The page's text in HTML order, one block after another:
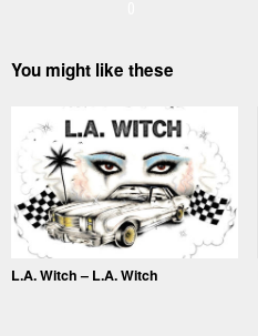
You might like these
L.A. Witch – L.A. Witch